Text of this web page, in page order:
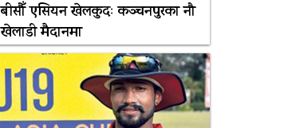
बीसौँ एसियन खेलकुदः कञ्चनपुरका नौ
खेलाडी मैदानमा